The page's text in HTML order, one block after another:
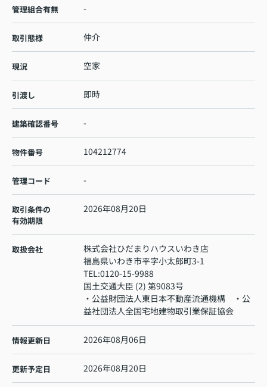
管理組合有無 -
取引態様 仲介
現況 空家
引渡し 即時
建築確認番号 -
物件番号 104212774
管理コード -
取引条件の
有効期限
2026年08月20日
取扱会社
株式会社ひだまりハウスいわき店
福島県いわき市平字小太郎町3-1
TEL:0120-15-9988
国土交通大臣 (2) 第9083号
・公益財団法人東日本不動産流通機構 ・公
益社団法人全国宅地建物取引業保証協会
情報更新日 2026年08月06日
更新予定日 2026年08月20日